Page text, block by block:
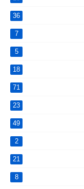
36
7
5
18
71
23
49
2
21
8